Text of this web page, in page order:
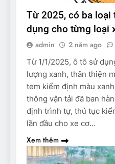
Từ 2025, có ba loại
dụng cho từng loại
admin 2 năm ago
Từ 1/1/2025, ô tô sử
lượng xanh, thân thiện
tem kiểm định màu
thông vận tải đã ban
định trình tự, thủ tục
lần đầu cho xe cơ…
Xem thêm